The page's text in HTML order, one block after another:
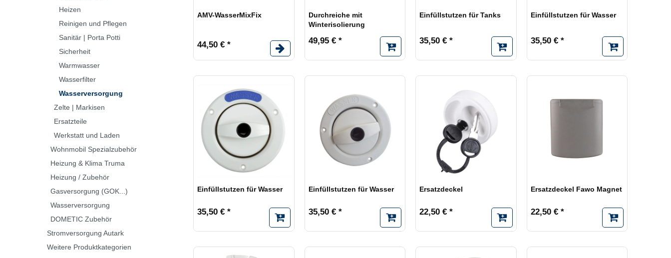
Heizen
Reinigen und Pflegen
Sanitär | Porta Potti
Sicherheit
Warmwasser
Wasserfilter
Wasserversorgung
Zelte | Markisen
Ersatzteile
Werkstatt und Laden
Wohnmobil Spezialzubehör
Heizung & Klima Truma
Heizung / Zubehör
Gasversorgung (GOK...)
Wasserversorgung
DOMETIC Zubehör
Stromversorgung Autark
Weitere Produktkategorien
AMV-WasserMixFix
44,50 € *
Durchreiche mit
Winterisolierung
49,95 € *
Einfüllstutzen für Tanks
35,50 € *
Einfüllstutzen für Wasser
35,50 € *
Einfüllstutzen für Wasser
35,50 € *
Einfüllstutzen für Wasser
35,50 € *
Ersatzdeckel
22,50 € *
Ersatzdeckel Fawo Magnet
22,50 € *